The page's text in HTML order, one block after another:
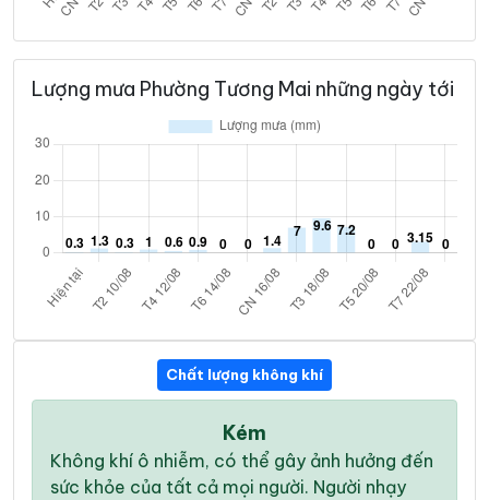
Lượng mưa Phường Tương Mai những ngày tới
Chất lượng không khí
Kém
Không khí ô nhiễm, có thể gây ảnh hưởng đến
sức khỏe của tất cả mọi người. Người nhạy